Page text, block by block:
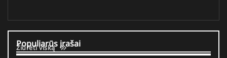
Populiarūs įrašai
Žiūrėti viską